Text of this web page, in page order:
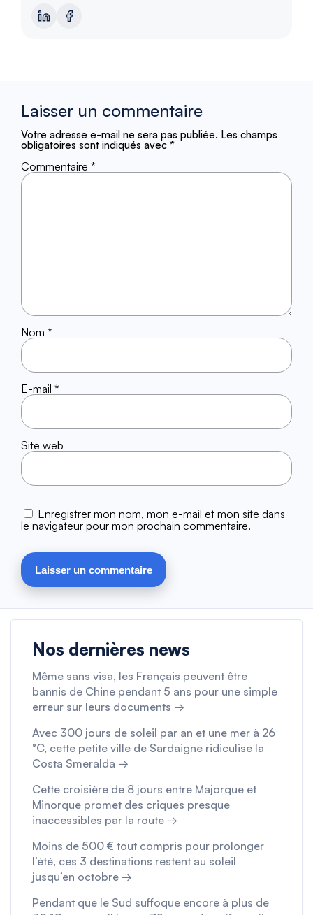
Laisser un commentaire
Votre adresse e-mail ne sera pas publiée. Les champs
obligatoires sont indiqués avec *
Commentaire *
Nom *
E-mail *
Site web
Enregistrer mon nom, mon e-mail et mon site dans
le navigateur pour mon prochain commentaire.
Nos dernières news
Même sans visa, les Français peuvent être
bannis de Chine pendant 5 ans pour une simple
erreur sur leurs documents →
Avec 300 jours de soleil par an et une mer à 26
°C, cette petite ville de Sardaigne ridiculise la
Costa Smeralda →
Cette croisière de 8 jours entre Majorque et
Minorque promet des criques presque
inaccessibles par la route →
Moins de 500 € tout compris pour prolonger
l’été, ces 3 destinations restent au soleil
jusqu’en octobre →
Pendant que le Sud suffoque encore à plus de